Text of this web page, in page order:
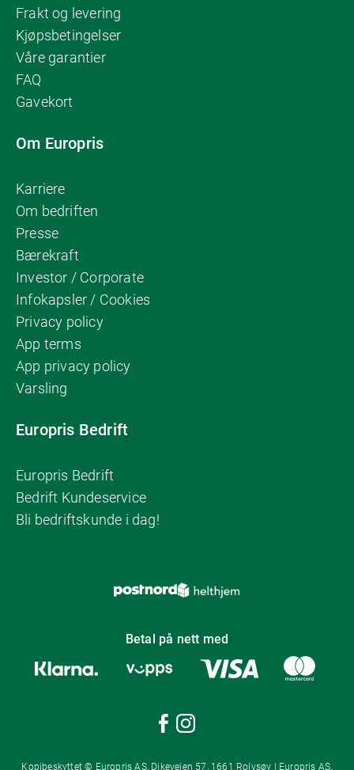
Frakt og levering
Kjøpsbetingelser
Våre garantier
FAQ
Gavekort
Om Europris
Karriere
Om bedriften
Presse
Bærekraft
Investor / Corporate
Infokapsler / Cookies
Privacy policy
App terms
App privacy policy
Varsling
Europris Bedrift
Europris Bedrift
Bedrift Kundeservice
Bli bedriftskunde i dag!
Betal på nett med
Kopibeskyttet © Europris AS, Dikeveien 57, 1661 Rolvsøy | Europris AS,